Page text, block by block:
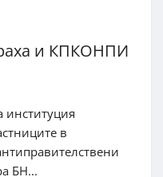
и КПКОНПИ
институция
в
БН...